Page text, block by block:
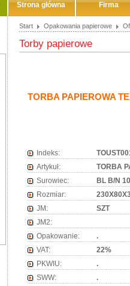
Strona główna Firma
Start Opakowania papierowe
Torby papierowe
TORBA PAPIEROWA
Indeks:
Artykuł:
TORBA
Surowiec:
BL B/N
Rozmiar:
JM:
SZT
JM2:
Opakowanie:
.
VAT:
22%
PKWIU:
.
SWW:
.